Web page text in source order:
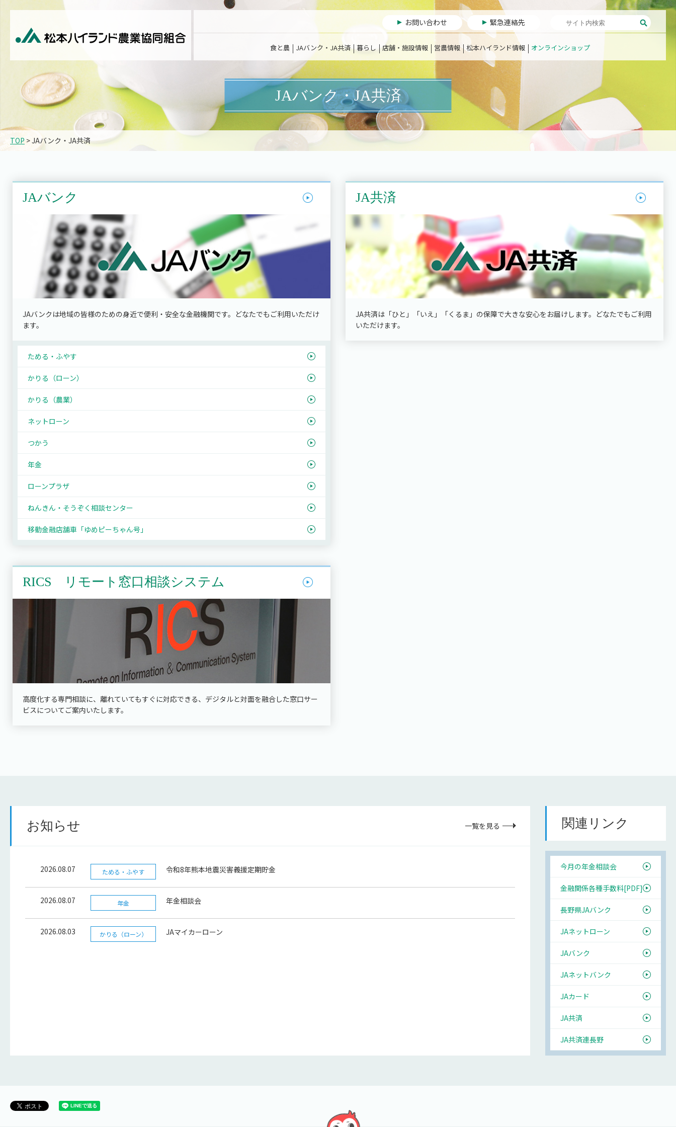
お問い合わせ 緊急連絡先
食と農 JAバンク・JA共済 暮らし 店舗・施設情報 営農情報 松本ハイランド情報 オンラインショップ
JAバンク・JA共済
TOP > JAバンク・JA共済
JAバンク
JAバンクは地域の皆様のための身近で便利・安全な金融機関です。どなたでもご利用いただけ
ます。
ためる・ふやす
かりる（ローン）
かりる（農業）
ネットローン
つかう
年金
ローンプラザ
ねんきん・そうぞく相談センター
移動金融店舗車「ゆめピーちゃん号」
JA共済
JA共済は「ひと」「いえ」「くるま」の保障で大きな安心をお届けします。どなたでもご利用
いただけます。
RICS リモート窓口相談システム
高度化する専門相談に、離れていてもすぐに対応できる、デジタルと対面を融合した窓口サー
ビスについてご案内いたします。
お知らせ 一覧を見る
2026.08.07 ためる・ふやす 令和8年熊本地震災害義援定期貯金
2026.08.07 年金 年金相談会
2026.08.03 かりる（ローン） JAマイカーローン
関連リンク
今月の年金相談会
金融関係各種手数料[PDF]
長野県JAバンク
JAネットローン
JAバンク
JAネットバンク
JAカード
JA共済
JA共済連長野